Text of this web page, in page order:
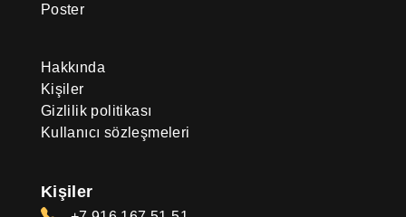
Poster
Hakkında
Kişiler
Gizlilik politikası
Kullanıcı sözleşmeleri
Kişiler